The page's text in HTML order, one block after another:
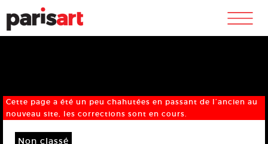
m
Cette page a été un peu chahutées en passant de l’ancien au
nouveau site, les corrections sont en cours.
Non classé